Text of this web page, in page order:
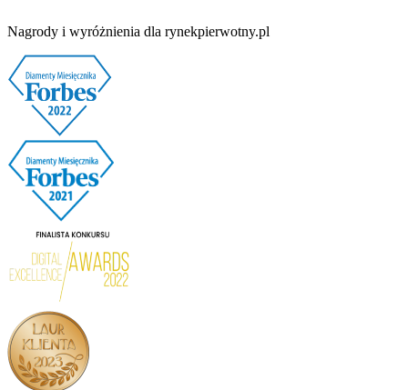
Nagrody i wyróżnienia dla rynekpierwotny.pl